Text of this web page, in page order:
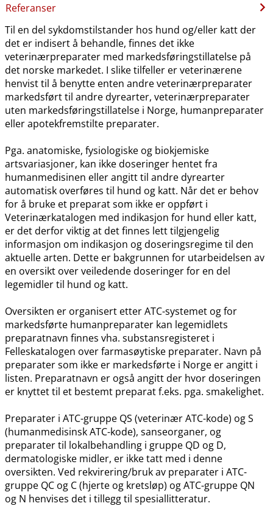
Referanser
Til en del sykdomstilstander hos hund og​/​eller katt der
det er indisert å behandle, finnes det ikke
veterinærpreparater med markedsføringstillatelse på
det norske markedet. I slike tilfeller er veterinærene
henvist til å benytte enten andre veterinærpreparater
markedsført til andre dyrearter, veterinærpreparater
uten markedsføringstillatelse i Norge, humanpreparater
eller apotekfremstilte preparater.
Pga. anatomiske, fysiologiske og biokjemiske
artsvariasjoner, kan ikke doseringer hentet fra
humanmedisinen eller angitt til andre dyrearter
automatisk overføres til hund og katt. Når det er behov
for å bruke et preparat som ikke er oppført i
Veterinærkatalogen med indikasjon for hund eller katt,
er det derfor viktig at det finnes lett tilgjengelig
informasjon om indikasjon og doseringsregime til den
aktuelle arten. Dette er bakgrunnen for utarbeidelsen av
en oversikt over veiledende doseringer for en del
legemidler til hund og katt.
Oversikten er organisert etter ATC-systemet og for
markedsførte humanpreparater kan legemidlets
preparatnavn finnes vha. substansregisteret i
Felleskatalogen over farmasøytiske preparater. Navn på
preparater som ikke er markedsførte i Norge er angitt i
listen. Preparatnavn er også angitt der hvor doseringen
er knyttet til et bestemt preparat f.eks. pga. smakelighet.
Preparater i ATC-gruppe QS (veterinær ATC-kode) og S
(humanmedisinsk ATC-kode), sanseorganer, og
preparater til lokalbehandling i gruppe QD og D,
dermatologiske midler, er ikke tatt med i denne
oversikten. Ved rekvirering​/​bruk av preparater i ATC-
gruppe QC og C (hjerte og kretsløp) og ATC-gruppe QN
og N henvises det i tillegg til spesiallitteratur.